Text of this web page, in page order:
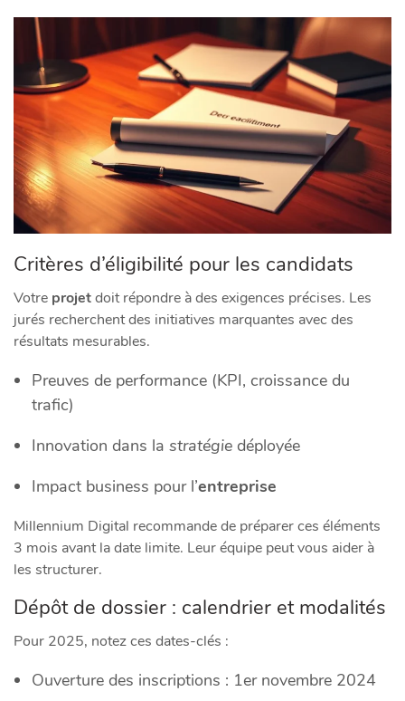
Critères d’éligibilité pour les candidats
Votre projetdoit répondre à des exigences précises. Les
jurés recherchent des initiatives marquantes avec des
résultats mesurables.
Preuves de performance (KPI, croissance du
trafic)
Innovation dans la stratégie déployée
Impact business pour l’entreprise
Millennium Digital recommande de préparer ces éléments
3 mois avant la date limite. Leur équipe peut vous aider à
les structurer.
Dépôt de dossier : calendrier et modalités
Pour 2025, notez ces dates-clés :
Ouverture des inscriptions : 1er novembre 2024